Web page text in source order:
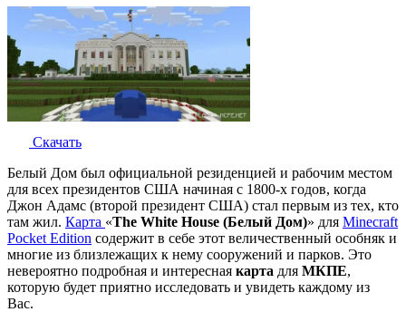
Скачать
Белый Дом был официальной резиденцией и рабочим местом
для всех президентов США начиная с 1800-х годов, когда
Джон Адамс (второй президент США) стал первым из тех, кто
там жил. Карта «The White House (Белый Дом)» для Minecraft
Pocket Edition содержит в себе этот величественный особняк и
многие из близлежащих к нему сооружений и парков. Это
невероятно подробная и интересная карта для МКПЕ,
которую будет приятно исследовать и увидеть каждому из
Вас.